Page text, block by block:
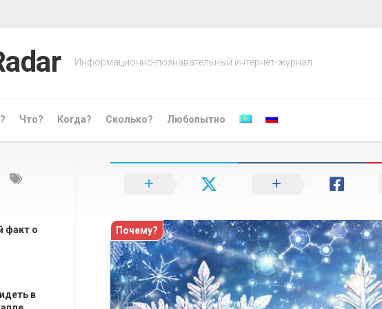
Информационно-познавательный интернет-журнал
Что? Когда? Сколько? Любопытно
Почему?
факт о
в